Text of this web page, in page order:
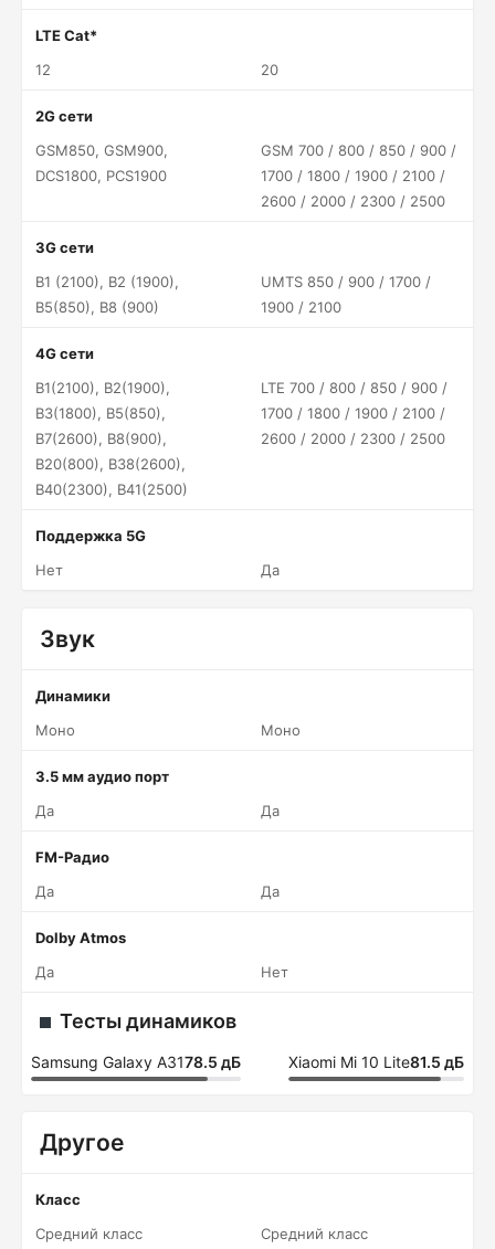
LTE Cat*
12
20
2G сети
GSM850, GSM900,
DCS1800, PCS1900
GSM 700 / 800 / 850 / 900 /
1700 / 1800 / 1900 / 2100 /
2600 / 2000 / 2300 / 2500
3G сети
B1 (2100), B2 (1900),
B5(850), B8 (900)
UMTS 850 / 900 / 1700 /
1900 / 2100
4G сети
B1(2100), B2(1900),
B3(1800), B5(850),
B7(2600), B8(900),
B20(800), B38(2600),
B40(2300), B41(2500)
LTE 700 / 800 / 850 / 900 /
1700 / 1800 / 1900 / 2100 /
2600 / 2000 / 2300 / 2500
Поддержка 5G
Нет
Да
Звук
Динамики
Моно
Моно
3.5 мм аудио порт
Да
Да
FM-Радио
Да
Да
Dolby Atmos
Да
Нет
Тесты динамиков
Samsung Galaxy A3178.5 дБ Xiaomi Mi 10 Lite81.5 дБ
Другое
Класс
Средний класс
Средний класс